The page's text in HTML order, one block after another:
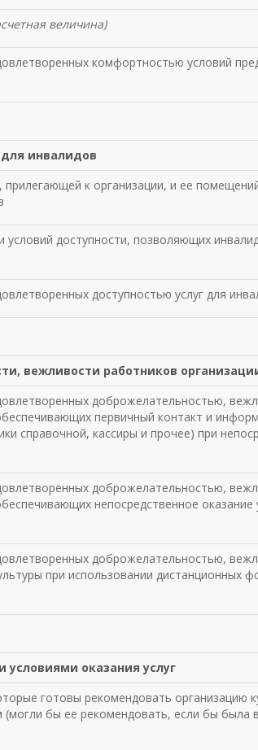
величина)
комфортностью условий
инвалидов
к организации, и ее
условий доступности, позволяющих
доступностью услуг для
вежливости работников
доброжелательностью,
первичный контакт и
справочной, кассиры и прочее) при
доброжелательностью,
непосредственное оказание
доброжелательностью,
при использовании дистанционных
условиями оказания услуг
готовы рекомендовать организацию
(могли бы ее рекомендовать, если бы была